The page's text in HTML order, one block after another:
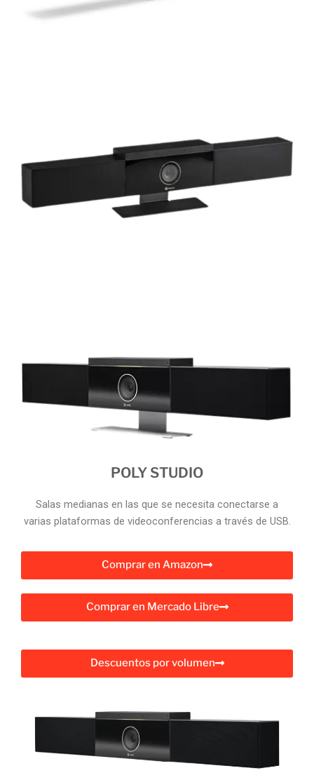
POLY STUDIO
Salas medianas en las que se necesita conectarse a
varias plataformas de videoconferencias a través de USB.
Comprar en Amazon
Comprar en Mercado Libre
Descuentos por volumen